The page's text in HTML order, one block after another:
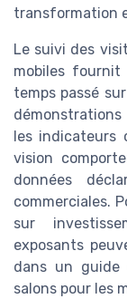
transformation
Le suivi des
mobiles fournit
temps passé
les indicateurs
vision
données
commerciales.
sur
exposants
dans un guide
salons pour les